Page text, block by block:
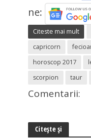
ne:
Citeste mai mult
capricorn
horoscop 2017
scorpion
taur
Comentarii:
Citește și